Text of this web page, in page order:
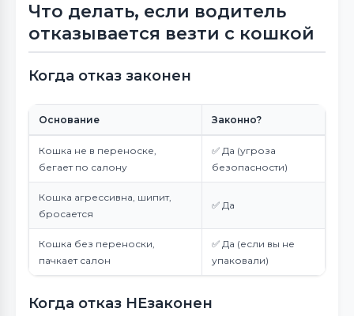
Что делать, если водитель
отказывается везти с кошкой
Когда отказ законен
Основание Законно?
Кошка не в переноске,
бегает по салону
✅ Да (угроза
безопасности)
Кошка агрессивна, шипит,
бросается
✅ Да
Кошка без переноски,
пачкает салон
✅ Да (если вы не
упаковали)
Когда отказ НЕзаконен